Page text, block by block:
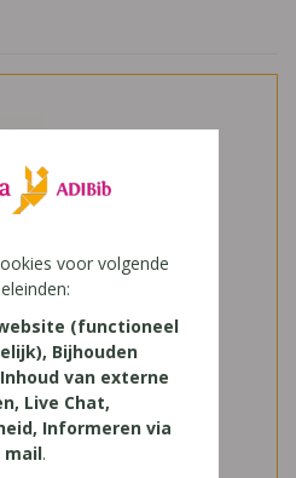
voor volgende
(functioneel
Bijhouden
van externe
Live Chat,
Informeren via
mail.